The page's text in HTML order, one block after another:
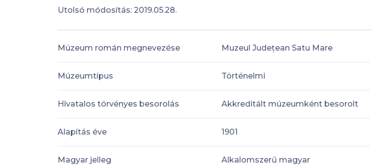
Utolsó módosítás: 2019.05.28.
Múzeum román megnevezése Muzeul Județean Satu Mare
Múzeumtípus Történelmi
Hivatalos törvényes besorolás Akkreditált múzeumként besorolt
Alapítás éve 1901
Magyar jelleg
Alkalomszerű magyar